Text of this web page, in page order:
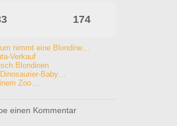
174
nimmt eine Blondine…
Verkauf
Blondinen
Baby…
Zoo…
einen Kommentar